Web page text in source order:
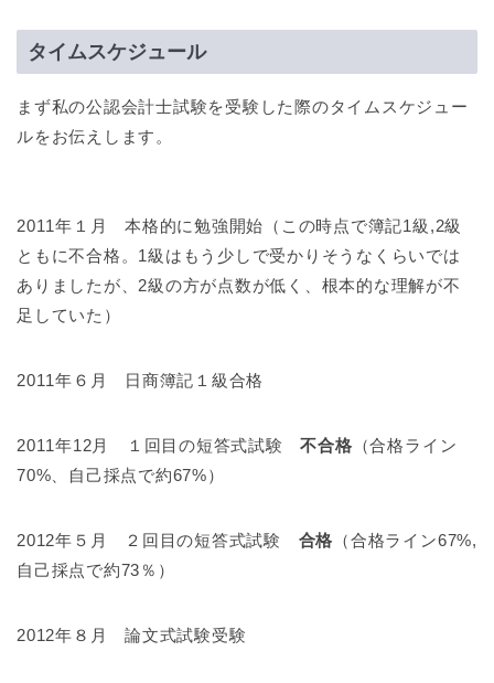
タイムスケジュール
まず私の公認会計士試験を受験した際のタイムスケジュー
ルをお伝えします。
2011年１月 本格的に勉強開始（この時点で簿記1級,2級
ともに不合格。1級はもう少しで受かりそうなくらいでは
ありましたが、2級の方が点数が低く、根本的な理解が不
足していた）
2011年６月 日商簿記１級合格
2011年12月 １回目の短答式試験不合格 （合格ライン
70%、自己採点で約67%）
2012年５月 ２回目の短答式試験 合格 （合格ライン67%,
自己採点で約73％）
2012年８月 論文式試験受験